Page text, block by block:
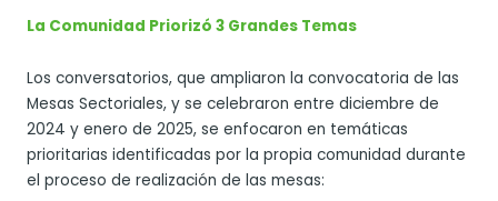
La Comunidad Priorizó 3 Grandes Temas
Los conversatorios, que ampliaron la convocatoria de las
Mesas Sectoriales, y se celebraron entre diciembre de
2024 y enero de 2025, se enfocaron en temáticas
prioritarias identificadas por la propia comunidad durante
el proceso de realización de las mesas: